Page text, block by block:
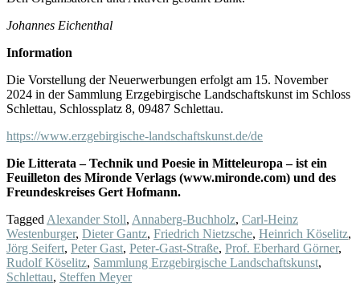
Johannes Eichenthal
Information
Die Vorstellung der Neuerwerbungen erfolgt am 15. November
2024 in der Sammlung Erzgebirgische Landschaftskunst im Schloss
Schlettau, Schlossplatz 8, 09487 Schlettau.
https://www.erzgebirgische-landschaftskunst.de/de
Die Litterata – Technik und Poesie in Mitteleuropa – ist ein
Feuilleton des Mironde Verlags (www.mironde.com) und des
Freundeskreises Gert Hofmann.
Tagged Alexander Stoll, Annaberg-Buchholz, Carl-Heinz
Westenburger, Dieter Gantz, Friedrich Nietzsche, Heinrich Köselitz,
Jörg Seifert, Peter Gast, Peter-Gast-Straße, Prof. Eberhard Görner,
Rudolf Köselitz, Sammlung Erzgebirgische Landschaftskunst,
Schlettau, Steffen Meyer